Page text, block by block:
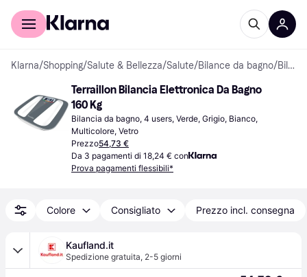
Per il tuo shopping
Klarna/Shopping/Salute & Bellezza/Salute/Bilance da bagno/ Bilance da bagno
Terraillon Bilancia Elettronica Da Bagno
160 Kg
Bilancia da bagno, 4 users, Verde, Grigio, Bianco,
Multicolore, Vetro
Prezzo54,73 €
Da 3 pagamenti di 18,24 € con
Prova pagamenti flessibili*
Colore Consigliato Prezzo incl. consegna
Kaufland.it
Spedizione gratuita, 2-5 giorni